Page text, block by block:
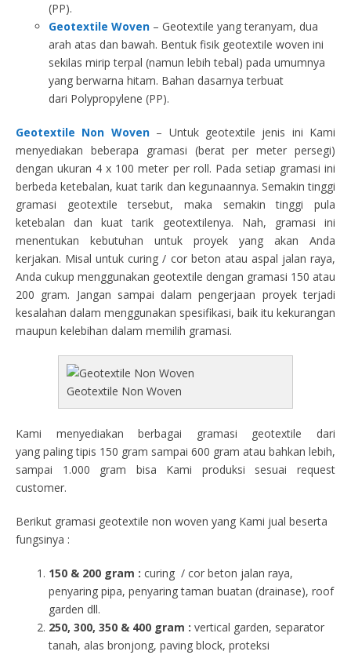
(PP).
Geotextile Woven – Geotextile yang teranyam, dua
arah atas dan bawah. Bentuk fisik geotextile woven ini
sekilas mirip terpal (namun lebih tebal) pada umumnya
yang berwarna hitam. Bahan dasarnya terbuat
dari Polypropylene (PP).
Geotextile Non Woven– Untuk geotextile jenis ini Kami
menyediakan beberapa gramasi (berat per meter persegi)
dengan ukuran 4 x 100 meter per roll. Pada setiap gramasi ini
berbeda ketebalan, kuat tarik dan kegunaannya. Semakin tinggi
gramasi geotextile tersebut, maka semakin tinggi pula
ketebalan dan kuat tarik geotextilenya. Nah, gramasi ini
menentukan kebutuhan untuk proyek yang akan Anda
kerjakan. Misal untuk curing / cor beton atau aspal jalan raya,
Anda cukup menggunakan geotextile dengan gramasi 150 atau
200 gram. Jangan sampai dalam pengerjaan proyek terjadi
kesalahan dalam menggunakan spesifikasi, baik itu kekurangan
maupun kelebihan dalam memilih gramasi.
Geotextile Non Woven
Kami menyediakan berbagai gramasi geotextile dari
yang paling tipis 150 gram sampai 600 gram atau bahkan lebih,
sampai 1.000 gram bisa Kami produksi sesuai request
customer.
Berikut gramasi geotextile non woven yang Kami jual beserta
fungsinya :
150 & 200 gram : curing / cor beton jalan raya,
penyaring pipa, penyaring taman buatan (drainase), roof
garden dll.
250, 300, 350 & 400 gram : vertical garden, separator
tanah, alas bronjong, paving block, proteksi